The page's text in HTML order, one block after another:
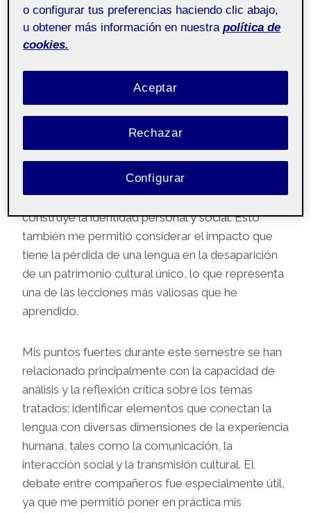
considero valiosas para mi formación en
Humanidades.
Una de las experiencias más enriquecedoras fue
la exploración del vínculo entre lengua e
identidad, un tema que me llevó a cuestionar la
comunidades, a través de los debates y mi propia
reflexión. Pude entender de manera más clara
cómo el uso del lenguaje refleja, expresa y
construye la identidad personal y social. Esto
también me permitió considerar el impacto que
tiene la pérdida de una lengua en la desaparición
de un patrimonio cultural único, lo que representa
una de las lecciones más valiosas que he
aprendido.
Mis puntos fuertes durante este semestre se han
relacionado principalmente con la capacidad de
análisis y la reflexión crítica sobre los temas
tratados: identificar elementos que conectan la
lengua con diversas dimensiones de la experiencia
humana, tales como la comunicación, la
interacción social y la transmisión cultural. El
debate entre compañeros fue especialmente útil,
ya que me permitió poner en práctica mis
o configurar tus preferencias haciendo clic abajo,
u obtener más información en nuestra política de
cookies.
Rechazar
Aceptar
Configurar